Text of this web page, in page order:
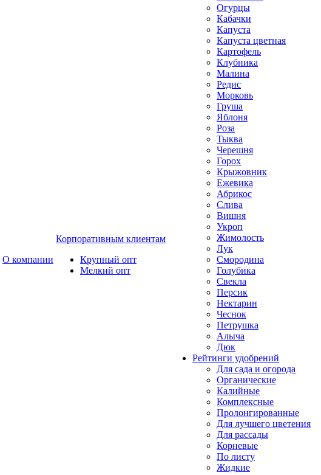
О компании
Корпоративным клиентам
Крупный опт
Мелкий опт
Огурцы
Кабачки
Капуста
Капуста цветная
Картофель
Клубника
Малина
Редис
Морковь
Груша
Яблоня
Роза
Тыква
Черешня
Горох
Крыжовник
Ежевика
Абрикос
Слива
Вишня
Укроп
Жимолость
Лук
Смородина
Голубика
Свекла
Персик
Нектарин
Чеснок
Петрушка
Алыча
Дюк
Рейтинги удобрений
Для сада и огорода
Органические
Калийные
Комплексные
Пролонгированные
Для лучшего цветения
Для рассады
Корневые
По листу
Жидкие